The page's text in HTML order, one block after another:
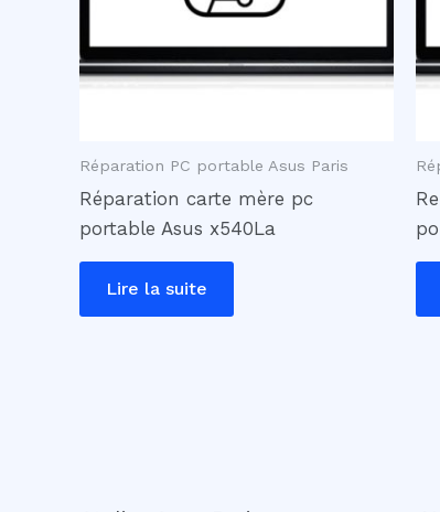
Réparation PC portable Asus Paris
Réparation carte mère pc
portable Asus x540La
Lire la suite